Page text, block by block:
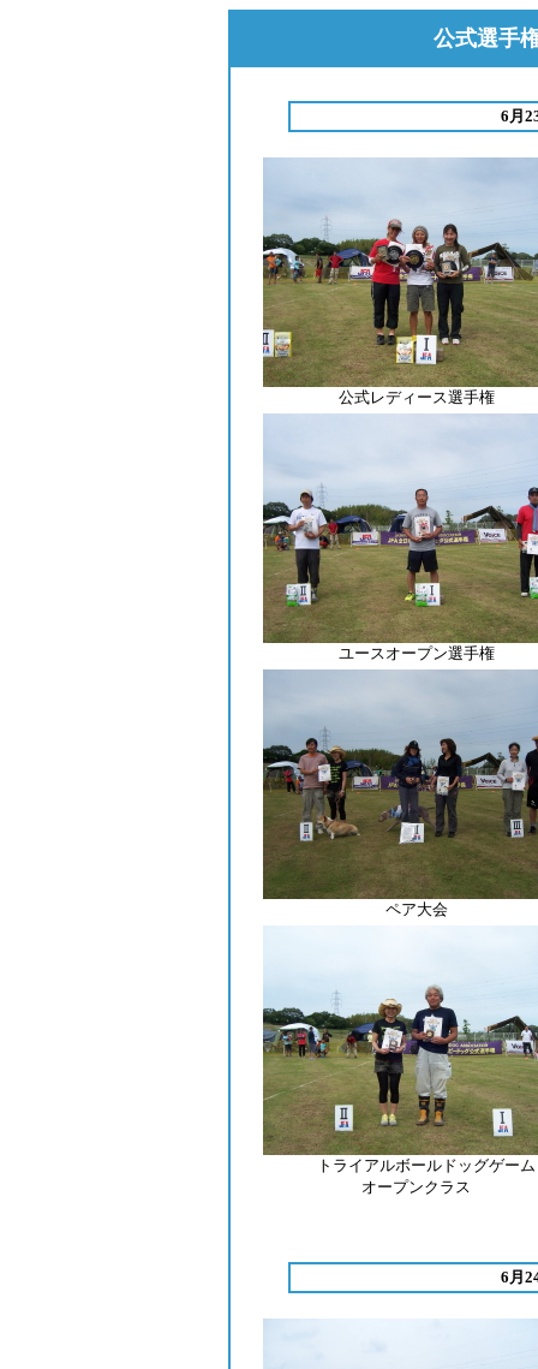
公式選手
6月
公式レディース選手権
ユースオープン選手権
ペア大会
トライアルボールドッグゲーム
オープンクラス
6月